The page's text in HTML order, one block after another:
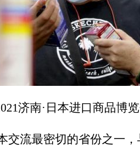
济南·日本进口商品
流最密切的省份之一，